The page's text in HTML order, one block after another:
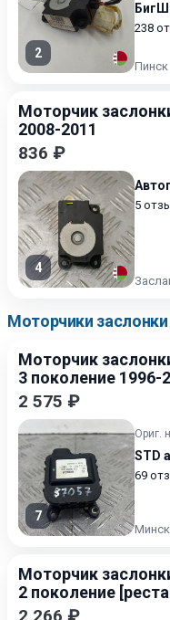
2
238
Пинск
Моторчик
2008-2011
836 ₽
4
5
Моторчики
Моторчик
3 поколение 1996-
2 575 ₽
7
Ориг.
STD
69
Минск
Моторчик
2 поколение